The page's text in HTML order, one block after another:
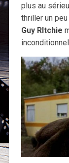
plus au
thriller un
Guy RItchie